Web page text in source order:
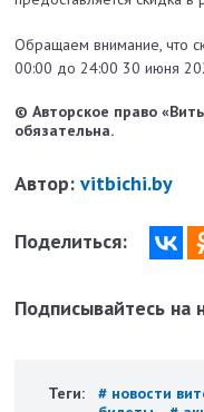
Обращаем внимание, что
00:00 до 24:00 30 июня
© Авторское право
обязательна.
Автор:vitbichi.by
Поделиться:
Подписывайтесь на
Теги: # новости